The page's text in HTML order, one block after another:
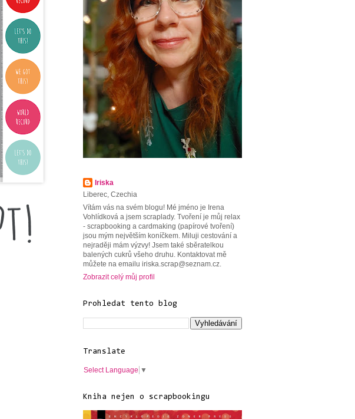
Iriska
Liberec, Czechia
Vítám vás na svém blogu! Mé jméno je Irena
Vohlídková a jsem scraplady. Tvoření je můj relax
- scrapbooking a cardmaking (papírové tvoření)
jsou mým největším koníčkem. Miluji cestování a
nejraději mám výzvy! Jsem také sběratelkou
balených cukrů všeho druhu. Kontaktovat mě
můžete na emailu iriska.scrap@seznam.cz.
Zobrazit celý můj profil
Prohledat tento blog
Translate
Select Language ▼
Kniha nejen o scrapbookingu